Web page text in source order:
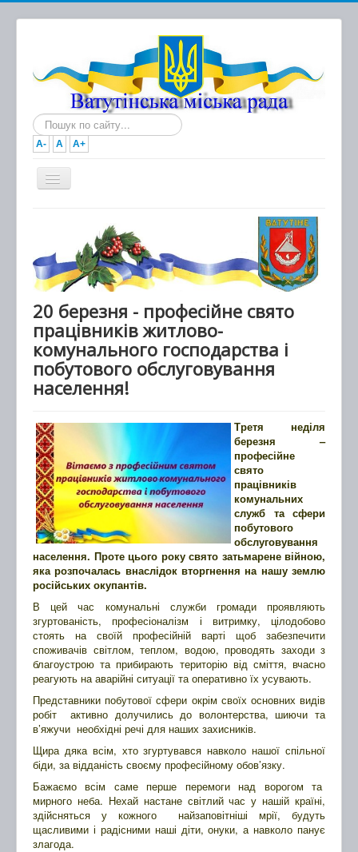
Пошук...
A- A A+
Новини
Документи
Виконавчий комітет
Про місто та громаду
20 березня - професійне свято
працівників житлово-
комунального господарства і
побутового обслуговування
населення!
Третя неділя
березня –
професійне
свято
працівників
комунальних
служб та сфери
побутового
обслуговування
населення. Проте цього року свято затьмарене війною,
яка розпочалась внаслідок вторгнення на нашу землю
російських окупантів.
В цей час комунальні служби громади проявляють
згуртованість, професіоналізм і витримку, цілодобово
стоять на своїй професійній варті щоб забезпечити
споживачів світлом, теплом, водою, проводять заходи з
благоустрою та прибирають територію від сміття, вчасно
реагують на аварійні ситуації та оперативно їх усувають.
Представники побутової сфери окрім своїх основних видів
робіт активно долучились до волонтерства, шиючи та
в’яжучи необхідні речі для наших захисників.
Щира дяка всім, хто згуртувався навколо нашої спільної
біди, за відданість своєму професійному обов’язку.
Бажаємо всім саме перше перемоги над ворогом та
мирного неба. Нехай настане світлий час у нашій країні,
здійсняться у кожного найзаповітніші мрії, будуть
щасливими і радісними наші діти, онуки, а навколо панує
злагода.